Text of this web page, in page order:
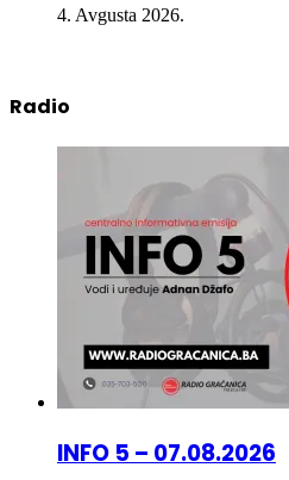
INFO 5 – 07.08.2026
7. Avgusta 2026.